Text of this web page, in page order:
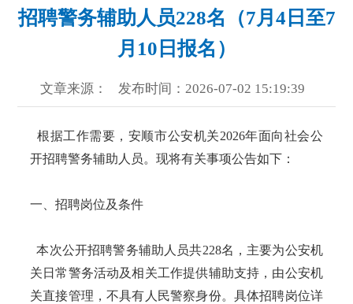
招聘警务辅助人员228名（7月4日至7
月10日报名）
文章来源： 发布时间：2026-07-02 15:19:39
根据工作需要，安顺市公安机关2026年面向社会公
开招聘警务辅助人员。现将有关事项公告如下：
一、招聘岗位及条件
本次公开招聘警务辅助人员共228名，主要为公安机
关日常警务活动及相关工作提供辅助支持，由公安机
关直接管理，不具有人民警察身份。具体招聘岗位详